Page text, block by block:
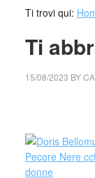
Ti trovi qui:
Ti
15/08/2023 BY